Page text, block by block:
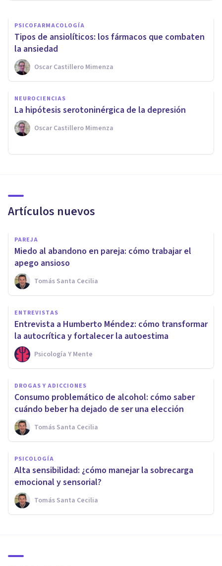
PSICOFARMACOLOGÍA
​Tipos de ansiolíticos: los fármacos que combaten
la ansiedad
Oscar Castillero Mimenza
NEUROCIENCIAS
La hipótesis serotoninérgica de la depresión
Oscar Castillero Mimenza
Artículos nuevos
PAREJA
Miedo al abandono en pareja: cómo trabajar el
apego ansioso
Tomás Santa Cecilia
ENTREVISTAS
Entrevista a Humberto Méndez: cómo transformar
la autocrítica y fortalecer la autoestima
Psicología Y Mente
DROGAS Y ADICCIONES
Consumo problemático de alcohol: cómo saber
cuándo beber ha dejado de ser una elección
Tomás Santa Cecilia
PSICOLOGÍA
Alta sensibilidad: ¿cómo manejar la sobrecarga
emocional y sensorial?
Tomás Santa Cecilia